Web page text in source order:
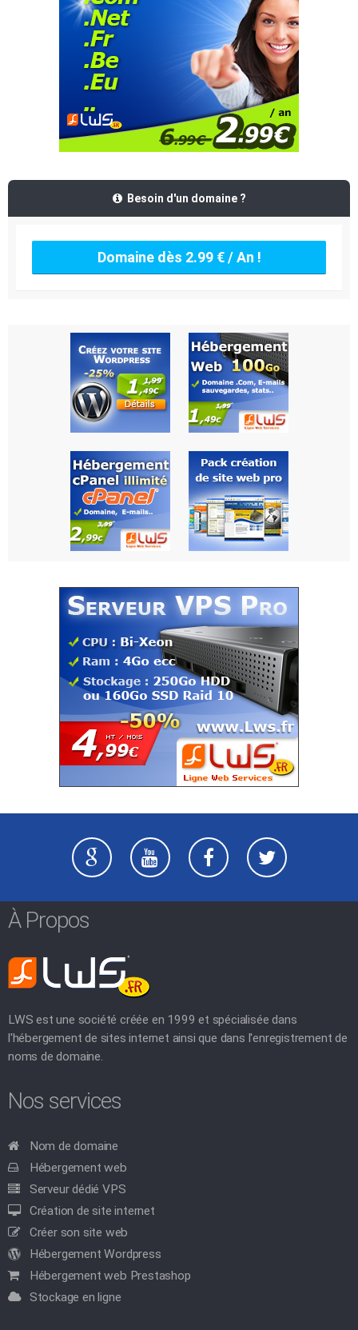
Besoin d'un domaine ?
Domaine dès 2.99 € / An !
À Propos
LWS est une société créée en 1999 et spécialisée dans
l'hébergement de sites internet ainsi que dans l'enregistrement de
noms de domaine.
Nos services
Nom de domaine
Hébergement web
Serveur dédié VPS
Création de site internet
Créer son site web
Hébergement Wordpress
Hébergement web Prestashop
Stockage en ligne